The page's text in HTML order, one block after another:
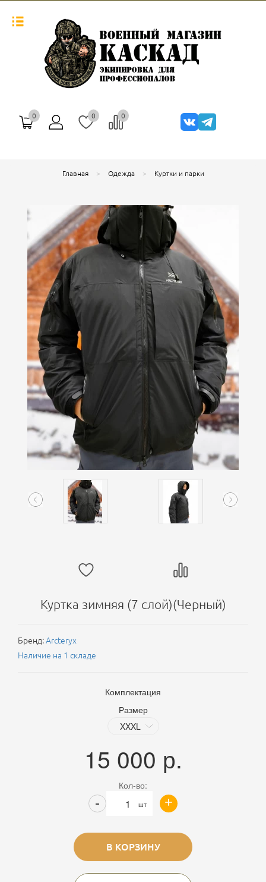
0 0 0
Главная Одежда Куртки и парки
Куртка зимняя (7 слой)(Черный)
Бренд:Arcteryx
Наличие на 1 складе
Комплектация
Размер
15 000 р.
Кол-во:
шт +
-
В КОРЗИНУ